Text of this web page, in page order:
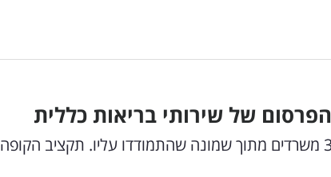
של שירותי בריאות כללית
כפי שנחשף לראשונה באייס, לשלב הסופי של המכרז הגיעו 3 משרדים מתוך שמונה שהתמודדו עליו. תקציב הקופה